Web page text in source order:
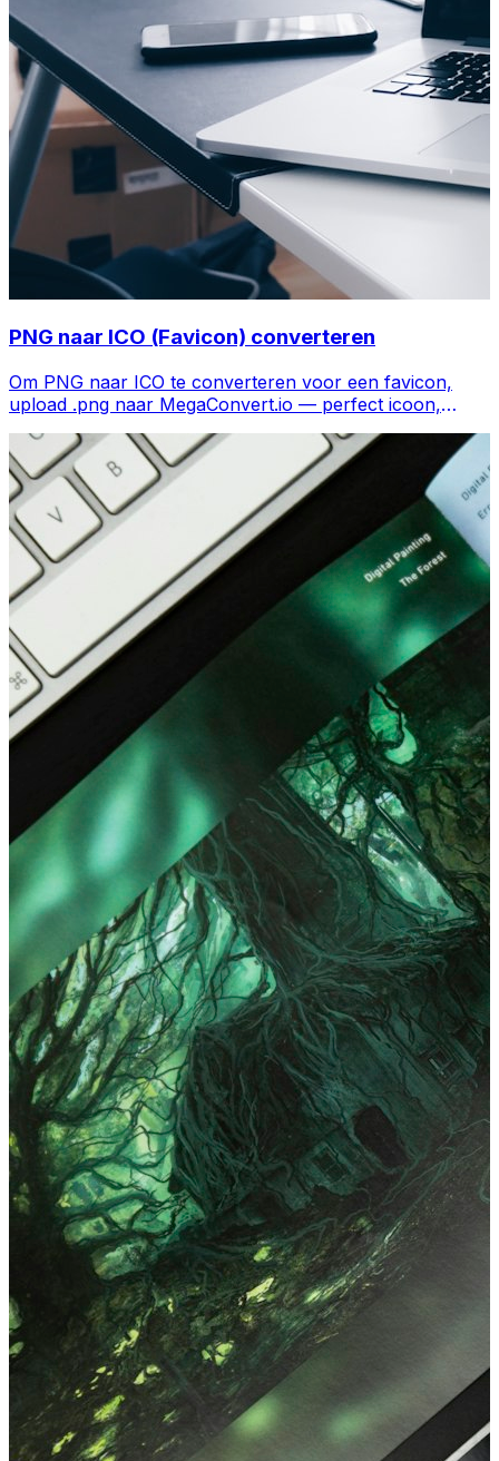
PNG naar ICO (Favicon) converteren
Om PNG naar ICO te converteren voor een favicon,
upload .png naar MegaConvert.io — perfect icoon,